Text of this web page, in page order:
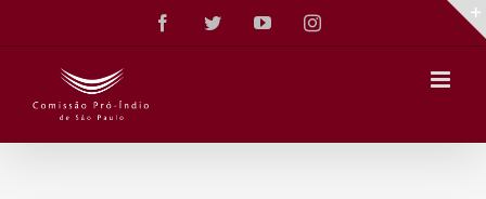
conteúdo
FacebookTwitterYouTubeInstagram